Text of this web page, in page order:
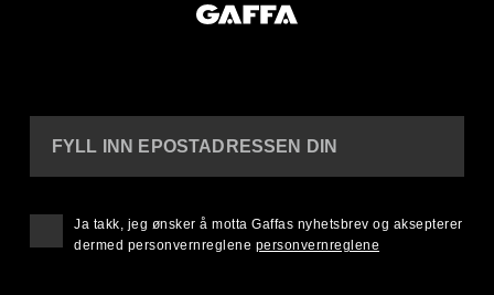
FYLL INN EPOSTADRESSEN DIN
Ja takk, jeg ønsker å motta Gaffas nyhetsbrev og aksepterer
dermed personvernreglene personvernreglene